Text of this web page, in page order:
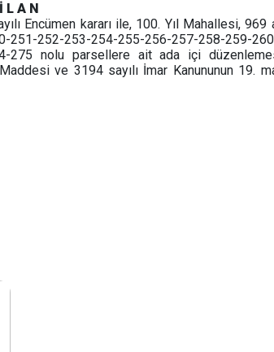
İ L A N
Encümen kararı ile, 100. Yıl Mahallesi, 969
252-253-254-255-256-257-258-259-
275 nolu parsellere ait ada içi
ve 3194 sayılı İmar Kanununun 19.